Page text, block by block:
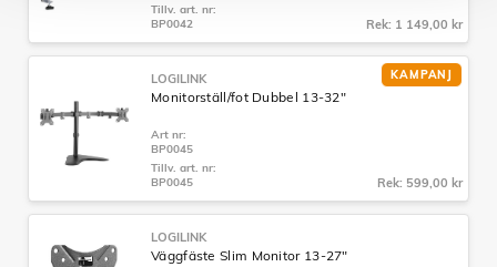
Tillv. art. nr:
BP0042
Rek: 1 149,00 kr
KAMPANJ
LOGILINK
Monitorställ/fot Dubbel 13-32"
Art nr:
BP0045
Tillv. art. nr:
BP0045
Rek: 599,00 kr
LOGILINK
Väggfäste Slim Monitor 13-27"